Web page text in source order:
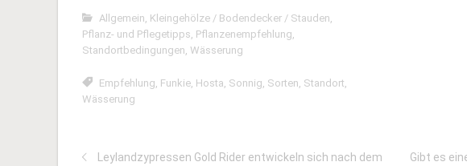
Allgemein, Kleingehölze / Bodendecker / Stauden,
Pflanz- und Pflegetipps, Pflanzenempfehlung,
Standortbedingungen, Wässerung
Empfehlung, Funkie, Hosta, Sonnig, Sorten, Standort,
Wässerung
Leylandzypressen Gold Rider entwickeln sich nach dem
Gibt es